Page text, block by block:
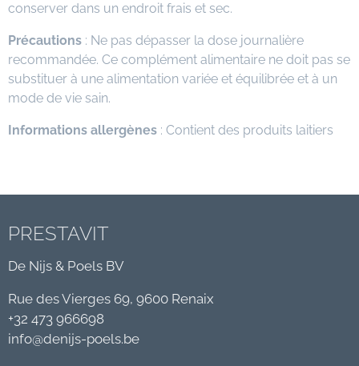
conserver dans un endroit frais et sec.
Précautions : Ne pas dépasser la dose journalière
recommandée. Ce complément alimentaire ne doit pas se
substituer à une alimentation variée et équilibrée et à un
mode de vie sain.
Informations allergènes : Contient des produits laitiers
PRESTAVIT
De Nijs & Poels BV
Rue des Vierges 69, 9600 Renaix
+32 473 966698
info@denijs-poels.be